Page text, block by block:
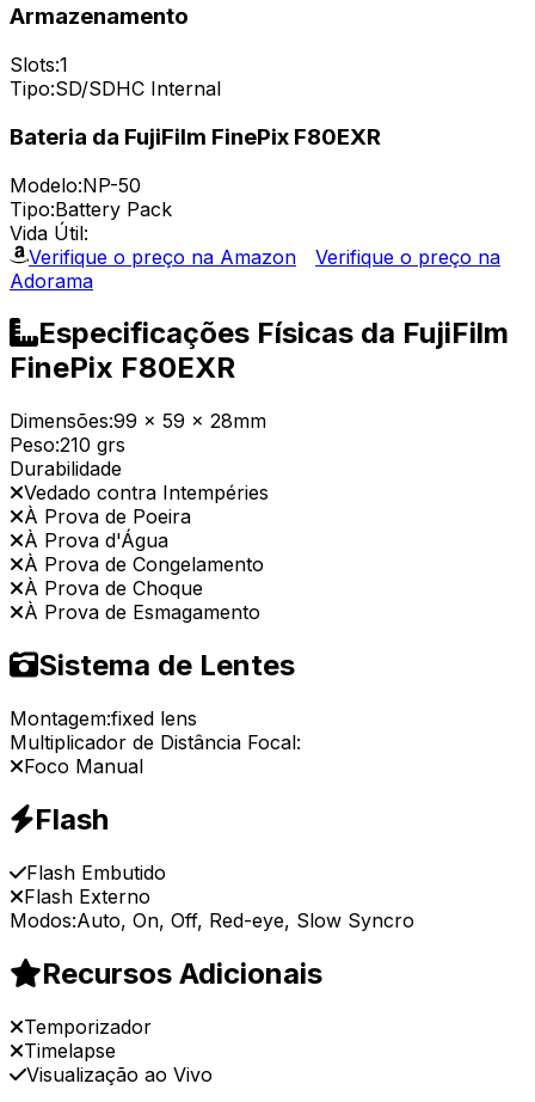
Armazenamento
Slots:1
Tipo:SD/SDHC Internal
Bateria da FujiFilm FinePix F80EXR
Modelo:NP-50
Tipo:Battery Pack
Vida Útil:
Verifique o preço na Amazon
Verifique o preço na
Adorama
Especificações Físicas da FujiFilm
FinePix F80EXR
Dimensões:99 x 59 x 28mm
Peso:210 grs
Durabilidade
Vedado contra Intempéries
À Prova de Poeira
À Prova d'Água
À Prova de Congelamento
À Prova de Choque
À Prova de Esmagamento
Sistema de Lentes
Montagem:fixed lens
Multiplicador de Distância Focal:
Foco Manual
Flash
Flash Embutido
Flash Externo
Modos:Auto, On, Off, Red-eye, Slow Syncro
Recursos Adicionais
Temporizador
Timelapse
Visualização ao Vivo